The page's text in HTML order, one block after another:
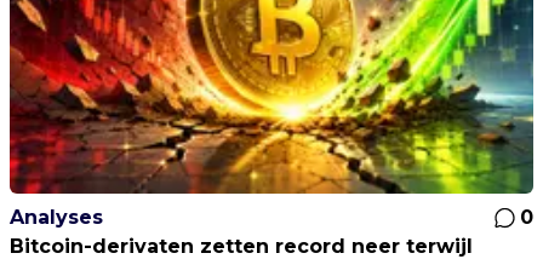
Analyses
0
Bitcoin-derivaten zetten record neer terwijl